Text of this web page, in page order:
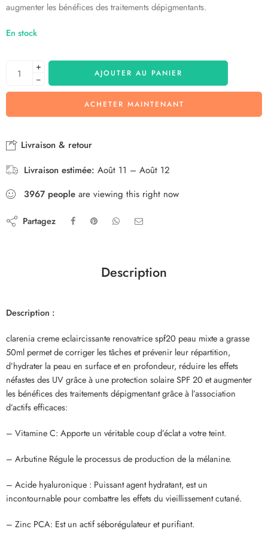
augmenter les bénéfices des traitements dépigmentants.
En stock
+
−
AJOUTER AU PANIER
ACHETER MAINTENANT
Livraison & retour
Livraison estimée: Août 11 – Août 12
3967 people are viewing this right now
Partagez
Description
Description :
clarenia creme eclaircissante renovatrice spf20 peau mixte a grasse
50ml permet de corriger les tâches et prévenir leur répartition,
d’hydrater la peau en surface et en profondeur, réduire les effets
néfastes des UV grâce à une protection solaire SPF 20 et augmenter
les bénéfices des traitements dépigmentant grâce à l’association
d’actifs efficaces:
– Vitamine C: Apporte un véritable coup d’éclat a votre teint.
– Arbutine Régule le processus de production de la mélanine.
– Acide hyaluronique : Puissant agent hydratant, est un
incontournable pour combattre les effets du vieillissement cutané.
– Zinc PCA: Est un actif séborégulateur et purifiant.